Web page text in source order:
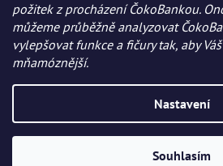
požitek z procházení ČokoBankou.
můžeme průběžně analyzovat
vylepšovat funkce a fičury tak, aby
mňamóznější.
Nastavení
Souhlasím
0KS /0 KČ
Vytvořil
Copyright 2026
vyhrazena.